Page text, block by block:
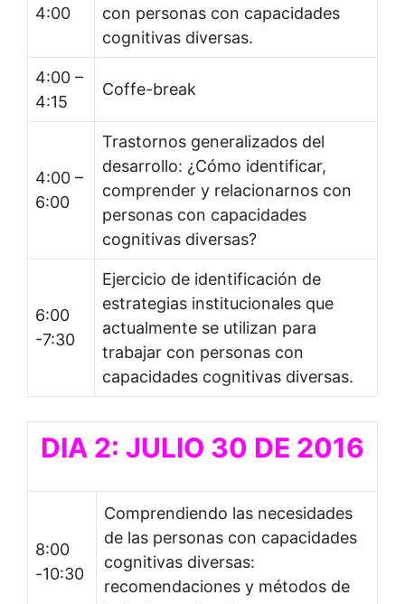
4:00
con personas con capacidades
cognitivas diversas.
4:00 –
4:15
Coffe-break
4:00 –
6:00
Trastornos generalizados del
desarrollo: ¿Cómo identificar,
comprender y relacionarnos con
personas con capacidades
cognitivas diversas?
6:00
-7:30
Ejercicio de identificación de
estrategias institucionales que
actualmente se utilizan para
trabajar con personas con
capacidades cognitivas diversas.
DIA 2: JULIO 30 DE 2016
8:00
-10:30
Comprendiendo las necesidades
de las personas con capacidades
cognitivas diversas:
recomendaciones y métodos de